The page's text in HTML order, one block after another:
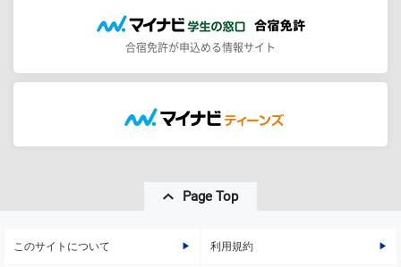
合宿免許が申込める情報サイト
Page Top
このサイトについて 利用規約